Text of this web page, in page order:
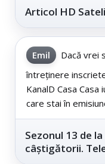
Articol HD
Emil
Dacă vrei
întreținere
KanalD Casa
care stai în
Sezonul 13 de
câștigătorii.